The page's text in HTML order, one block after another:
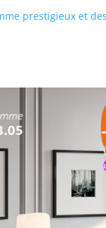
prestigieux et